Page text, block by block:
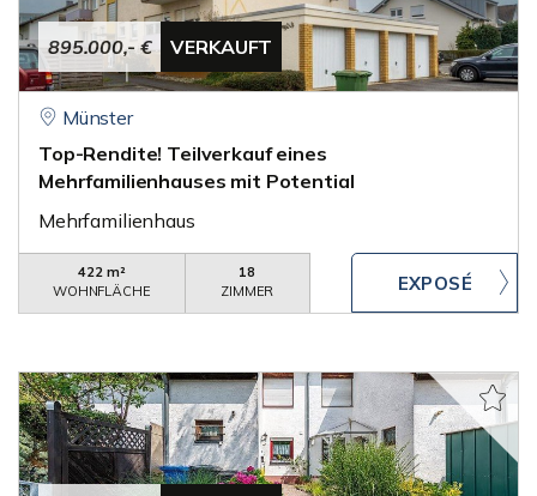
895.000,- € VERKAUFT
Münster
Top-Rendite! Teilverkauf eines
Mehrfamilienhauses mit Potential
Mehrfamilienhaus
422 m²
WOHNFLÄCHE
18
ZIMMER